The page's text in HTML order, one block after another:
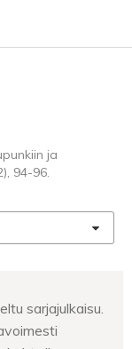
ja
94-96.
sarjajulkaisu.